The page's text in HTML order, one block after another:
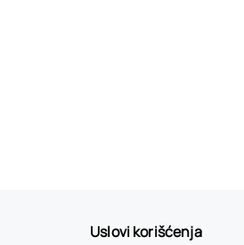
Uslovi korišćenja